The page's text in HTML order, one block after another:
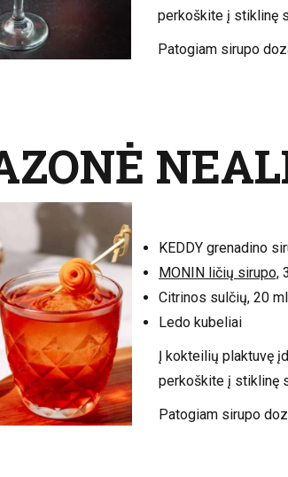
perkoškite į stiklinę
Patogiam sirupo
KEDDY grenadino
MONIN ličių sirupo,
Citrinos sulčių, 20 ml
Ledo kubeliai
Į kokteilių plaktuvę
perkoškite į stiklinę
Patogiam sirupo